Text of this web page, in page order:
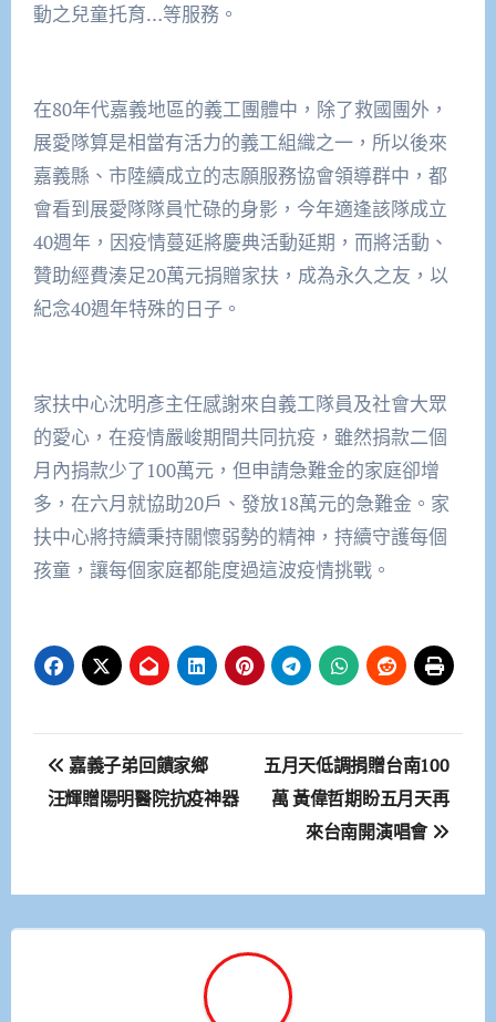
動之兒童托育…等服務。
在80年代嘉義地區的義工團體中，除了救國團外，
展愛隊算是相當有活力的義工組織之一，所以後來
嘉義縣、市陸續成立的志願服務協會領導群中，都
會看到展愛隊隊員忙碌的身影，今年適逢該隊成立
40週年，因疫情蔓延將慶典活動延期，而將活動、
贊助經費湊足20萬元捐贈家扶，成為永久之友，以
紀念40週年特殊的日子。
家扶中心沈明彥主任感謝來自義工隊員及社會大眾
的愛心，在疫情嚴峻期間共同抗疫，雖然捐款二個
月內捐款少了100萬元，但申請急難金的家庭卻增
多，在六月就協助20戶、發放18萬元的急難金。家
扶中心將持續秉持關懷弱勢的精神，持續守護每個
孩童，讓每個家庭都能度過這波疫情挑戰。
文
章
覽
嘉義子弟回饋家鄉
汪輝贈陽明醫院抗疫神器
五月天低調捐贈台南100
萬 黃偉哲期盼五月天再
來台南開演唱會